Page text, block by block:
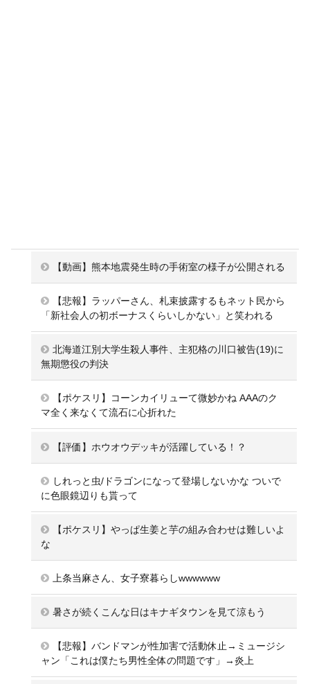
【動画】熊本地震発生時の手術室の様子が公開される
【悲報】ラッパーさん、札束披露するもネット民から
「新社会人の初ボーナスくらいしかない」と笑われる
北海道江別大学生殺人事件、主犯格の川口被告(19)に
無期懲役の判決
【ポケスリ】コーンカイリューて微妙かね AAAのク
マ全く来なくて流石に心折れた
【評価】ホウオウデッキが活躍している！？
しれっと虫/ドラゴンになって登場しないかな ついで
に色眼鏡辺りも貰って
【ポケスリ】やっぱ生姜と芋の組み合わせは難しいよ
な
上条当麻さん、女子寮暮らしwwwwww
暑さが続くこんな日はキナギタウンを見て涼もう
【悲報】バンドマンが性加害で活動休止→ミュージシ
ャン「これは僕たち男性全体の問題です」→炎上